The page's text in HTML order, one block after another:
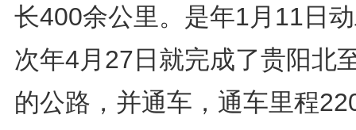
长400余公里。是年1月11日
次年4月27日就完成了贵阳北
的公路，并通车，通车里程